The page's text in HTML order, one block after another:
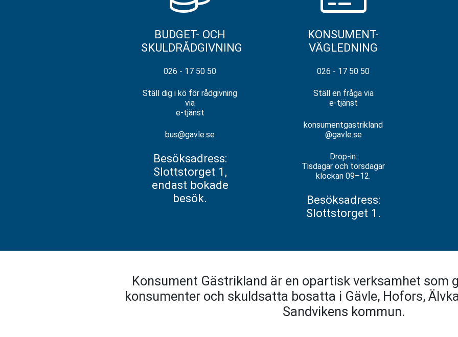
BUDGET- OCH
SKULDRÅDGIVNING
026 - 17 50 50
Ställ dig i kö för rådgivning
via
e-tjänst
bus@gavle.se
Besöksadress:
Slottstorget 1,
endast bokade
besök.
KONSUMENT-
VÄGLEDNING
026 - 17 50 50
Ställ en fråga via
e-tjänst
konsumentgastrikland
@gavle.se
Drop-in:
Tisdagar och torsdagar
klockan 09–12.
Besöksadress:
Slottstorget 1.
Konsument Gästrikland är en opartisk verksamhet som
konsumenter och skuldsatta bosatta i Gävle, Hofors,
Sandvikens kommun.